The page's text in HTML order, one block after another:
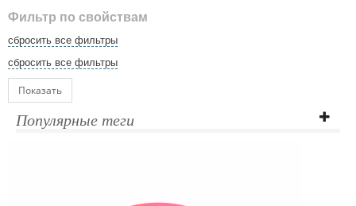
Фильтр по свойствам
сбросить все фильтры
сбросить все фильтры
Показать
Популярные теги